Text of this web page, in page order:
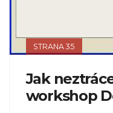
STRANA 35
Jak
workshop